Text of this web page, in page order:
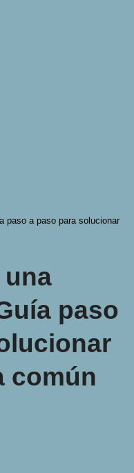
paso a paso para solucionar
una
paso
común